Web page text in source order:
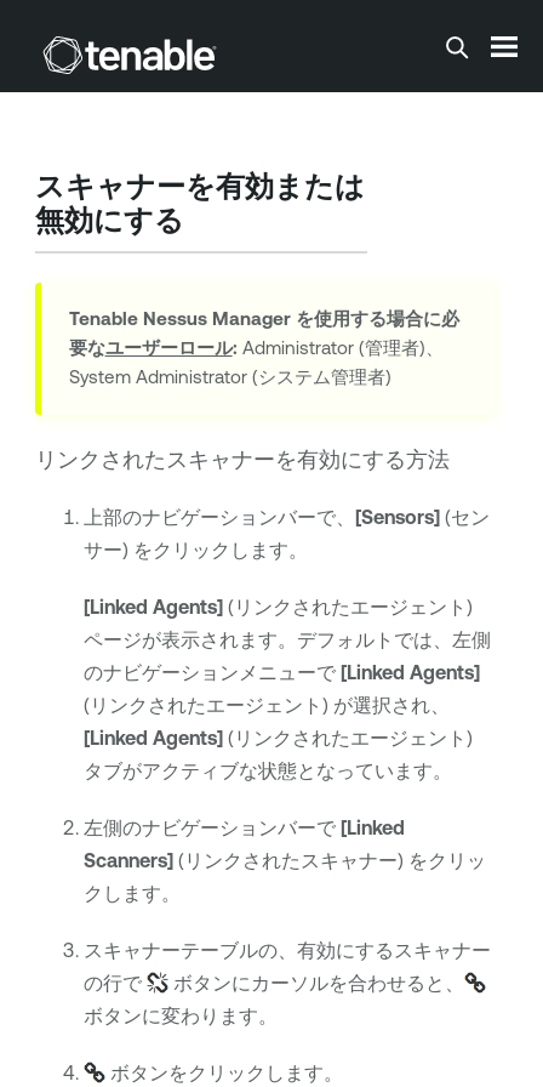
メインコンテンツに移動する
スキャナーを有効または
無効にする
Tenable Nessus Managerを使用する場合に必
要なユーザーロール: Administrator (管理者)、
System Administrator (システム管理者)
リンクされたスキャナーを有効にする方法
上部のナビゲーションバーで、 [Sensors] (セン
サー) をクリックします。
[Linked Agents] (リンクされたエージェント)
ページが表示されます。デフォルトでは、左側
のナビゲーションメニューで [Linked Agents]
(リンクされたエージェント) が選択され、
[Linked Agents] (リンクされたエージェント)
タブがアクティブな状態となっています。
左側のナビゲーションバーで [Linked
Scanners] (リンクされたスキャナー) をクリッ
クします。
スキャナーテーブルの、有効にするスキャナー
の行で
ボタンにカーソルを合わせると、
ボタンに変わります。
ボタンをクリックします。